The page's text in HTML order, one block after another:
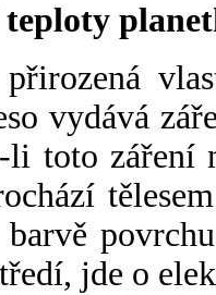
teploty
vydává
li toto záření
jde o